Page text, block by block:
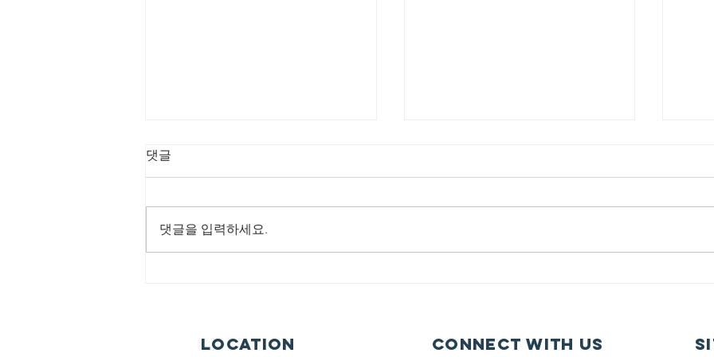
8/2/2026 회복의 비
개 1:8 8 너희는 산에 올라가서 나
무를 가져다가 성전을 건축하라 그
페이지(Home Page):
엎을 것이요 여러 나라의 세력을
댓글
댓글을 입력하세요.
Location Connect with us